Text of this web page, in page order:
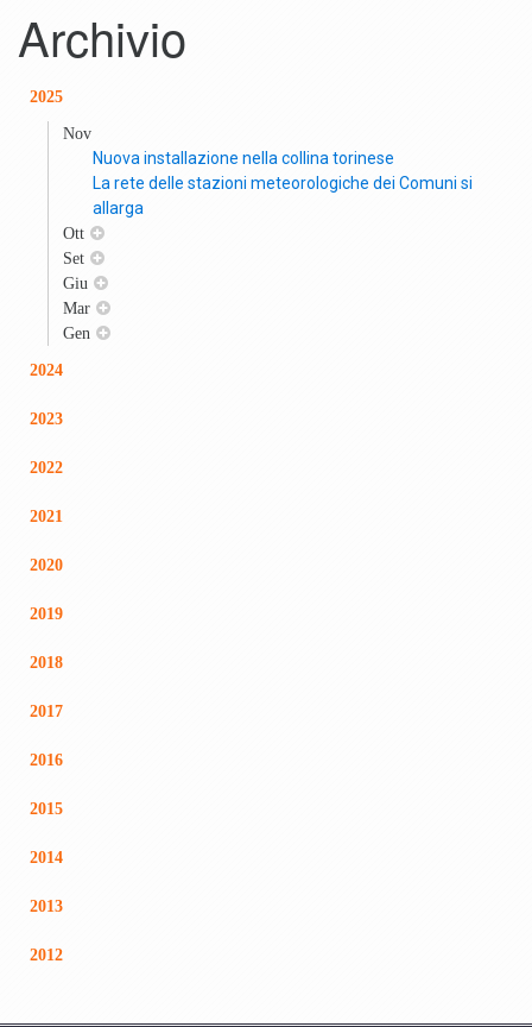
Archivio
2025
Nov
Nuova installazione nella collina torinese
La rete delle stazioni meteorologiche dei Comuni si
allarga
Ott
Set
Giu
Mar
Gen
2024
2023
2022
2021
2020
2019
2018
2017
2016
2015
2014
2013
2012